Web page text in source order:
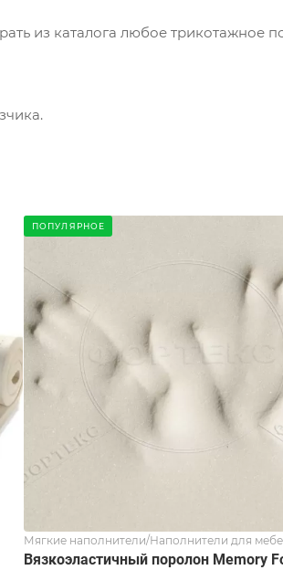
из каталога любое трикотажное
ПОПУЛЯРНОЕ
Мягкие наполнители/Наполнители для
Вязкоэластичный поролон Memory